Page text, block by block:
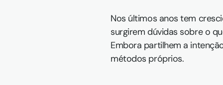
Nos últimos anos tem
surgirem dúvidas sobre o
Embora partilhem a
métodos próprios.